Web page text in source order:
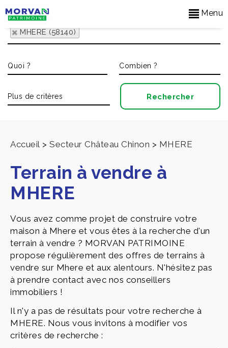
Menu
MHERE (58140)
Accueil > Secteur Château Chinon > MHERE
Terrain à vendre à
MHERE
Vous avez comme projet de construire votre
maison à Mhere et vous êtes à la recherche d'un
terrain à vendre ? MORVAN PATRIMOINE
propose régulièrement des offres de terrains à
vendre sur Mhere et aux alentours. N'hésitez pas
à prendre contact avec nos conseillers
immobiliers !
Il n'y a pas de résultats pour votre recherche à
MHERE. Nous vous invitons à modifier vos
critères de recherche :